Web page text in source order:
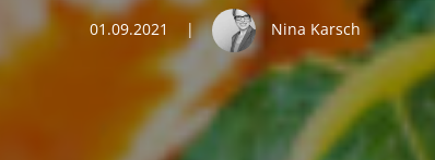
01.09.2021 | Nina Karsch